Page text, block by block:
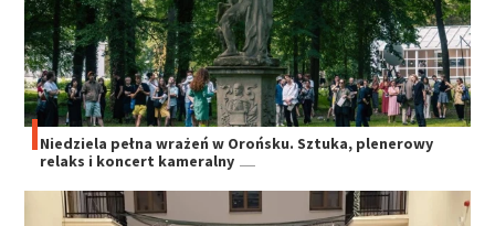
Niedziela pełna wrażeń w Orońsku. Sztuka, plenerowy
relaks i koncert kameralny